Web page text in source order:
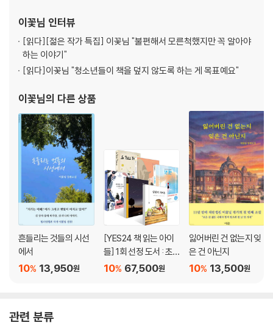
이꽃님 인터뷰
[읽다][젊은 작가 특집] 이꽃님 "불편해서 모른척했지만 꼭 알아야
하는 이야기"
[읽다]이꽃님 "청소년들이 책을 덮지 않도록 하는 게 목표예요"
이꽃님의 다른 상품
흔들리는 것들의 시선
에서
13,950원
10%
[YES24 책 읽는 아이
들] 1회 선정 도서 : 초
등 5~6학년 세트
67,500원
10%
잃어버린 건 없는지 잊
은 건 아닌지
13,500원
10%
관련 분류